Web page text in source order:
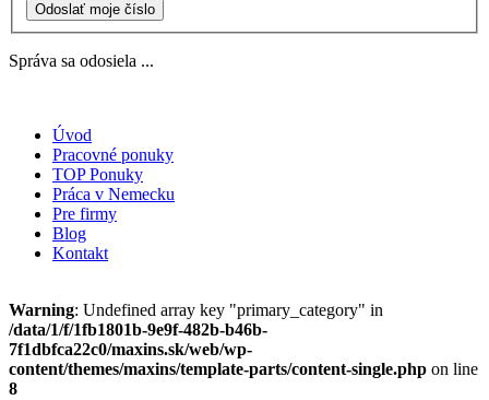
Odoslať moje číslo
Správa sa odosiela ...
Úvod
Pracovné ponuky
TOP Ponuky
Práca v Nemecku
Pre firmy
Blog
Kontakt
Warning: Undefined array key "primary_category" in
/data/1/f/1fb1801b-9e9f-482b-b46b-
7f1dbfca22c0/maxins.sk/web/wp-
content/themes/maxins/template-parts/content-single.php on line
8